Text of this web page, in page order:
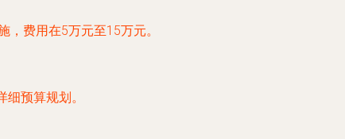
费用在5万元至15万元。
预算规划。